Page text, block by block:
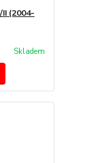
(2004-
Skladem